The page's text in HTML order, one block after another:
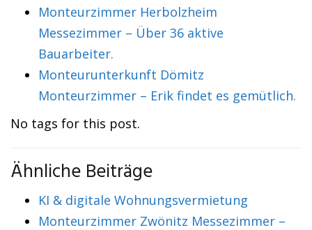
Monteurzimmer Herbolzheim
Messezimmer – Über 36 aktive
Bauarbeiter.
Monteurunterkunft Dömitz
Monteurzimmer – Erik findet es gemütlich.
No tags for this post.
Ähnliche Beiträge
KI & digitale Wohnungsvermietung
Monteurzimmer Zwönitz Messezimmer –